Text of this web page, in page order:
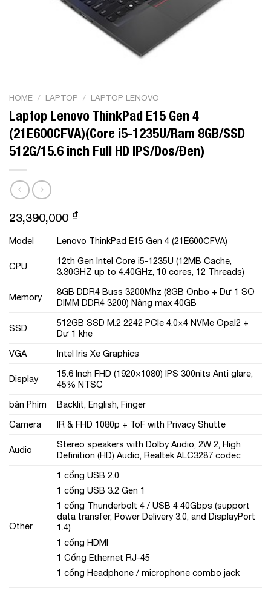
HOME / LAPTOP / LAPTOP LENOVO
Laptop Lenovo ThinkPad E15 Gen 4
(21E600CFVA)(Core i5-1235U/Ram 8GB/SSD
512G/15.6 inch Full HD IPS/Dos/Đen)
23,390,000 ₫
Model Lenovo ThinkPad E15 Gen 4 (21E600CFVA)
CPU
12th Gen Intel Core i5-1235U (12MB Cache,
3.30GHZ up to 4.40GHz, 10 cores, 12 Threads)
Memory
8GB DDR4 Buss 3200Mhz (8GB Onbo + Dư 1 SO
DIMM DDR4 3200) Nâng max 40GB
SSD
512GB SSD M.2 2242 PCIe 4.0×4 NVMe Opal2 +
Dư 1 khe
VGA
Intel Iris Xe Graphics
Display
15.6 Inch FHD (1920×1080) IPS 300nits Anti glare,
45% NTSC
bàn Phím
Backlit, English, Finger
Camera
IR & FHD 1080p + ToF with Privacy Shutte
Audio
Stereo speakers with Dolby Audio, 2W 2, High
Definition (HD) Audio, Realtek ALC3287 codec
Other
1 cổng USB 2.0
1 cổng USB 3.2 Gen 1
1 cổng Thunderbolt 4 / USB 4 40Gbps (support
data transfer, Power Delivery 3.0, and DisplayPort
1.4)
1 cổng HDMI
1 Cổng Ethernet RJ-45
1 cổng Headphone / microphone combo jack